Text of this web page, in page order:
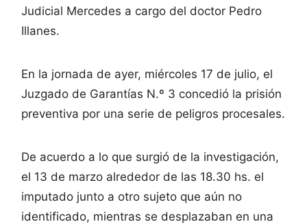
Judicial Mercedes a cargo del doctor Pedro
Illanes.
En la jornada de ayer, miércoles 17 de julio, el
Juzgado de Garantías N.º 3 concedió la prisión
preventiva por una serie de peligros procesales.
De acuerdo a lo que surgió de la investigación,
el 13 de marzo alrededor de las 18.30 hs. el
imputado junto a otro sujeto que aún no
identificado, mientras se desplazaban en una